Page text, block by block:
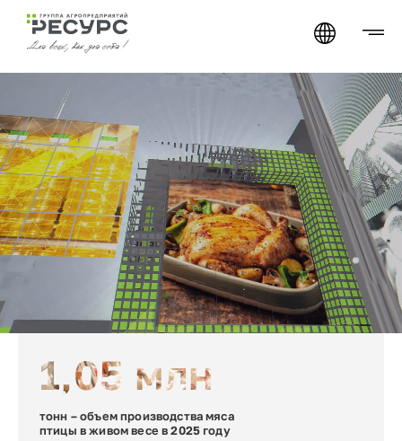
1,05 млн
тонн – объем производства мяса
птицы в живом весе в 2025 году
тонн – объем производства
комбикормов в 2025 году
тысяча тонн – объем производства
растительных масел в 2025 году
тысячи тонн – объем производства колбасных
изделий
тысяч тонн – объем экспорта продукции
из мяса птицы в 2025 году
тысяч тонн – объем экспорта
подсолнечного масла в 2025 году